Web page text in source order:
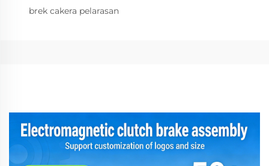
brek cakera pelarasan